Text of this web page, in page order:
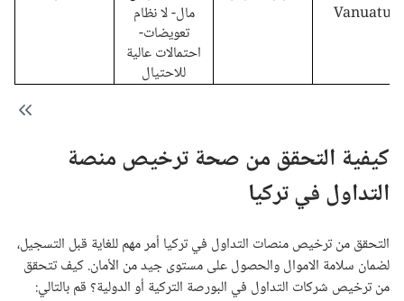
مال- لا نظام
تعويضات-
احتمالات عالية
للاحتيال
Vanuatu
كيفية التحقق من صحة ترخيص منصة
التداول في تركيا
التحقق من ترخيص منصات التداول في تركيا أمر مهم للغاية قبل التسجيل،
لضمان سلامة الاموال والحصول على مستوى جيد من الأمان. كيف تتحقق
من ترخيص شركات التداول في البورصة التركية أو الدولية؟ قم بالتالي: